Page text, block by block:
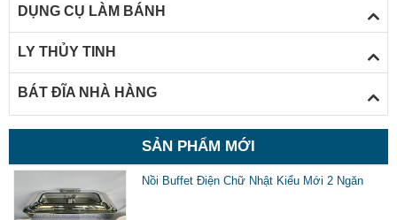
DỤNG CỤ LÀM BÁNH
LY THỦY TINH
BÁT ĐĨA NHÀ HÀNG
SẢN PHẨM MỚI
Nồi Buffet Điện Chữ Nhật Kiểu Mới 2 Ngăn